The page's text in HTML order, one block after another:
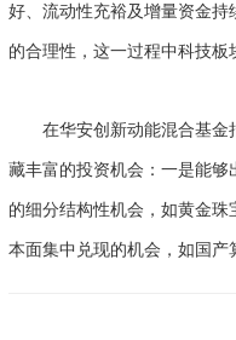
好、流动性充裕及增量资金
的合理性，这一过程中科技
在华安创新动能混合基金拟
藏丰富的投资机会：一是能
的细分结构性机会，如黄金
本面集中兑现的机会，如国产